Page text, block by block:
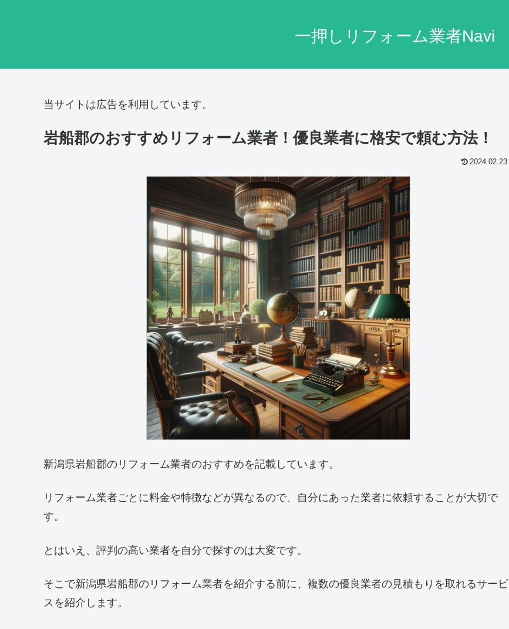
一押しリフォーム業者Navi
当サイトは広告を利用しています。
岩船郡のおすすめリフォーム業者！優良業者に格安で頼む方法！
2024.02.23
新潟県岩船郡のリフォーム業者のおすすめを記載しています。
リフォーム業者ごとに料金や特徴などが異なるので、自分にあった業者に依頼することが大切で
す。
とはいえ、評判の高い業者を自分で探すのは大変です。
そこで新潟県岩船郡のリフォーム業者を紹介する前に、複数の優良業者の見積もりを取れるサービ
スを紹介します。